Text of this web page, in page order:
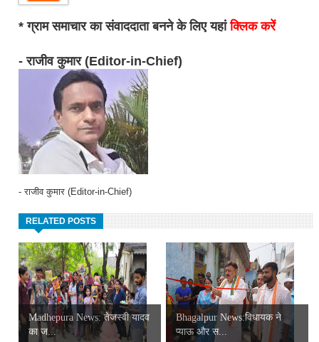
* ग्राम समाचार का संवाददाता बनने के लिए यहांक्लिक करें
- राजीव कुमार (Editor-in-Chief)
- राजीव कुमार (Editor-in-Chief)
RELATED POSTS
Madhepura News: तेजस्वी यादव
का ज...
Bhagalpur News:विधायक ने
प्याऊ और स...